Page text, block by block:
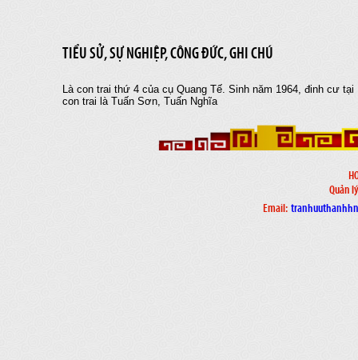
TIỂU SỬ, SỰ NGHIỆP, CÔNG ĐỨC, GHI CHÚ
Là con trai thứ 4 của cụ Quang Tế. Sinh năm 1964, đinh cư
con trai là Tuấn Sơn, Tuấn Nghĩa
Quản
Email: